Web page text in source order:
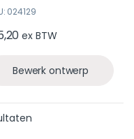
draagcomfort.
024129
ex BTW
Bewerk ontwerp